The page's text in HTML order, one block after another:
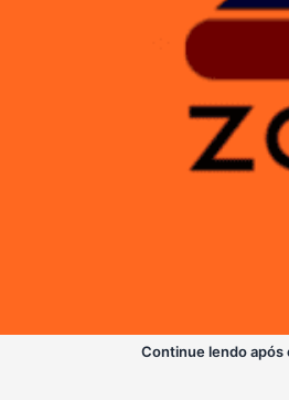
Continue lendo após